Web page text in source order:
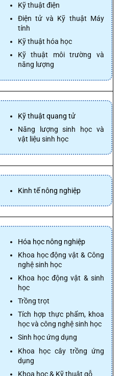
Kỹ thuật điện
Điện tử và Kỹ thuật Máy
tính
Kỹ thuật hóa học
Kỹ thuật môi trường và
năng lượng
Kỹ thuật quang tử
Năng lượng sinh học và
vật liệu sinh học
Kinh tế nông nghiệp
Hóa học nông nghiệp
Khoa học động vật & Công
nghệ sinh học
Khoa học động vật & sinh
học
Trồng trọt
Tích hợp thực phẩm, khoa
học và công nghệ sinh học
Sinh học ứng dụng
Khoa học cây trồng ứng
dụng
Khoa học & Kỹ thuật gỗ